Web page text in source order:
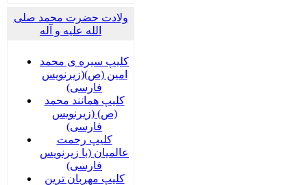
ولادت حضرت محمد صلی
الله علیه و آله
کلیپ سیره ی محمد
امین (ص)(زیرنویس
فارسی)
کلیپ همانند محمد
(ص) (زیرنویس
فارسی)
کلیپ رحمت
عالمیان (با زیرنویس
فارسی)
کلیپ مهربان ترین